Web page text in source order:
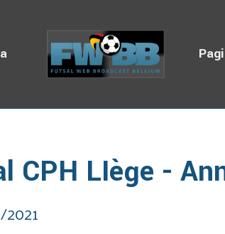
CPH LIège -